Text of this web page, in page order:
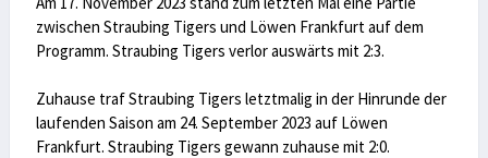
zwischen Straubing Tigers und Löwen Frankfurt auf dem
Programm. Straubing Tigers verlor auswärts mit 2:3.
Zuhause traf Straubing Tigers letztmalig in der Hinrunde der
laufenden Saison am 24. September 2023 auf Löwen
Frankfurt. Straubing Tigers gewann zuhause mit 2:0.